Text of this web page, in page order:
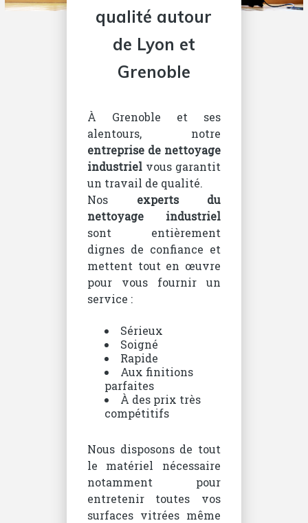
qualité autour
de Lyon et
Grenoble
À Grenoble et ses
alentours, notre
entreprise de nettoyage
industrielvous garantit
un travail de qualité.
Nos experts du
nettoyage industriel
sont entièrement
dignes de confiance et
mettent tout en œuvre
pour vous fournir un
service :
Sérieux
Soigné
Rapide
Aux finitions
parfaites
À des prix très
compétitifs
Nous disposons de tout
le matériel nécessaire
notamment pour
entretenir toutes vos
surfaces vitrées même